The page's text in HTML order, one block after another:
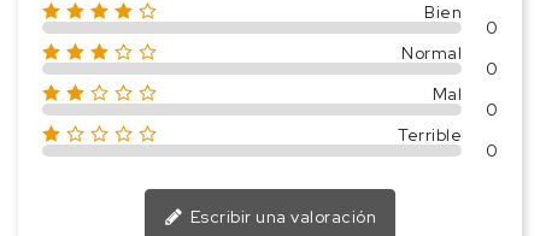
Bien
0
Normal
0
Mal
0
Terrible
0
Escribir una valoración